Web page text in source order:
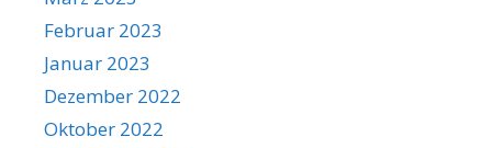
Februar 2023
Januar 2023
Dezember 2022
Oktober 2022